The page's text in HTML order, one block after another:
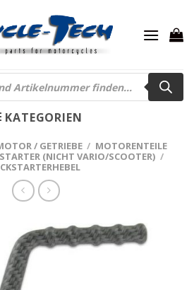
KATEGORIEN
/ GETRIEBE / MOTORENTEILE
(NICHT VARIO/SCOOTER) /